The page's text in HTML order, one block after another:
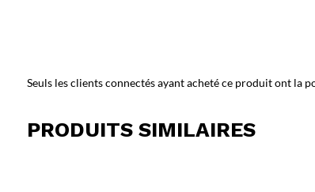
Seuls les clients connectés ayant acheté ce produit ont la
PRODUITS SIMILAIRES